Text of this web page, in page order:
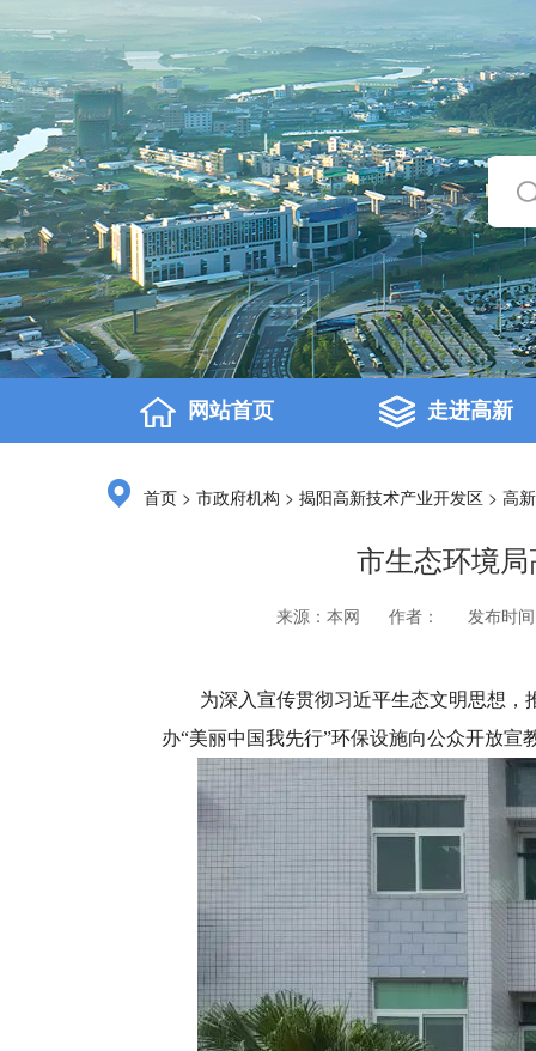
网站首页 走进高新
首页 > 市政府机构 > 揭阳高新技术产业开发区 > 高
市生态环境
来源：本网 作者： 发布时
为深入宣传贯彻习近平生态文明思想，
办“美丽中国我先行”环保设施向公众开放宣